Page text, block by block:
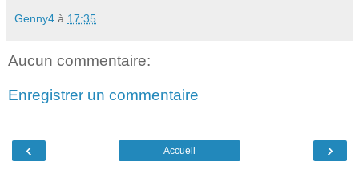
Genny4 à 17:35
Aucun commentaire:
Enregistrer un commentaire
‹ ›
Accueil